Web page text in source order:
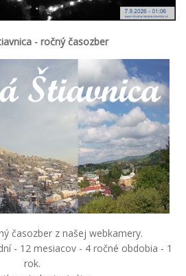
- ročný časozber
časozber z našej webkamery.
- 12 mesiacov - 4 ročné obdobia - 1
rok.